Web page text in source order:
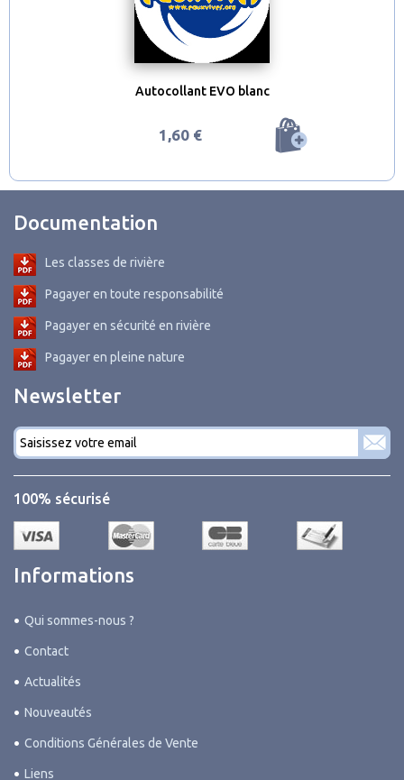
Autocollant EVO blanc
1,60 €
Documentation
Les classes de rivière
Pagayer en toute responsabilité
Pagayer en sécurité en rivière
Pagayer en pleine nature
Newsletter
Courriel
*
100% sécurisé
Informations
Qui sommes-nous ?
Contact
Actualités
Nouveautés
Conditions Générales de Vente
Liens